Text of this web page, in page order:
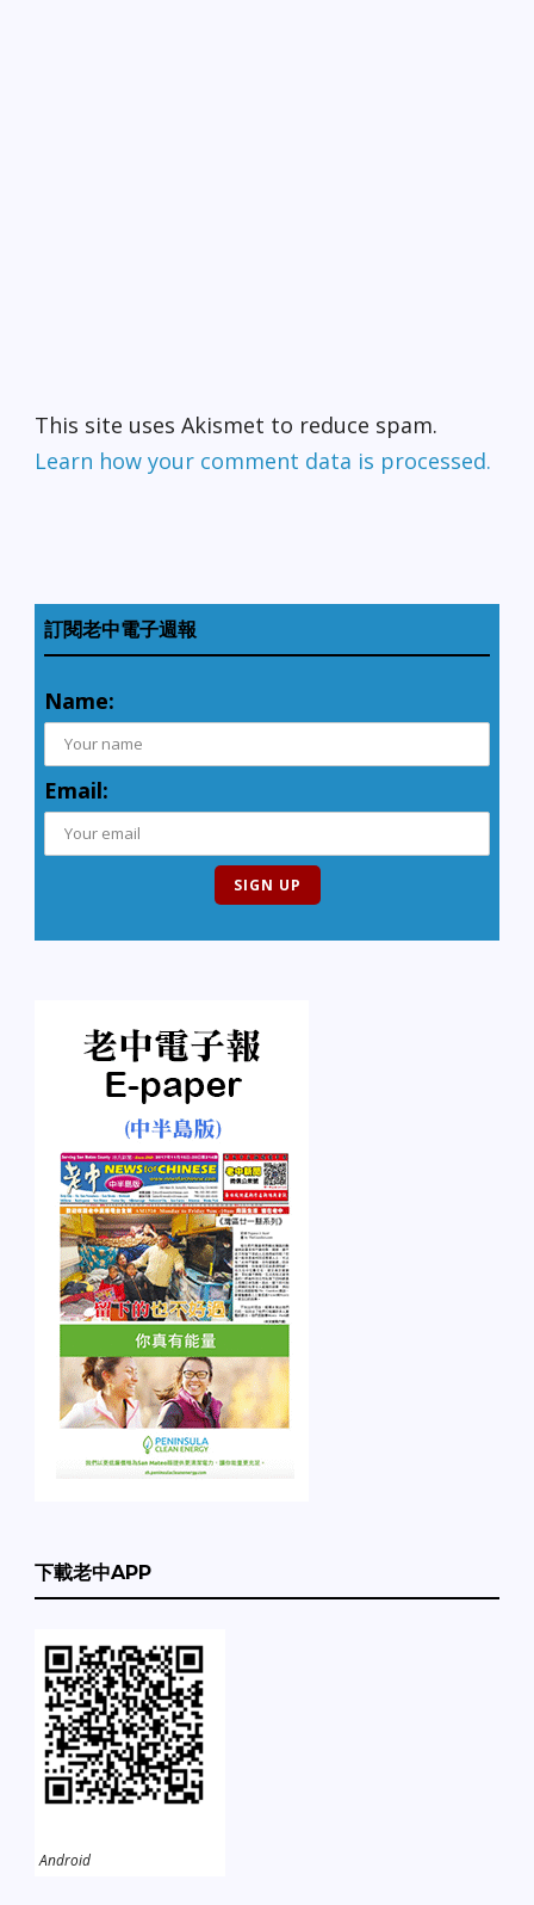
This site uses Akismet to reduce spam.
Learn how your comment data is processed.
訂閱老中電子週報
Name:
Email:
下載老中APP
Android